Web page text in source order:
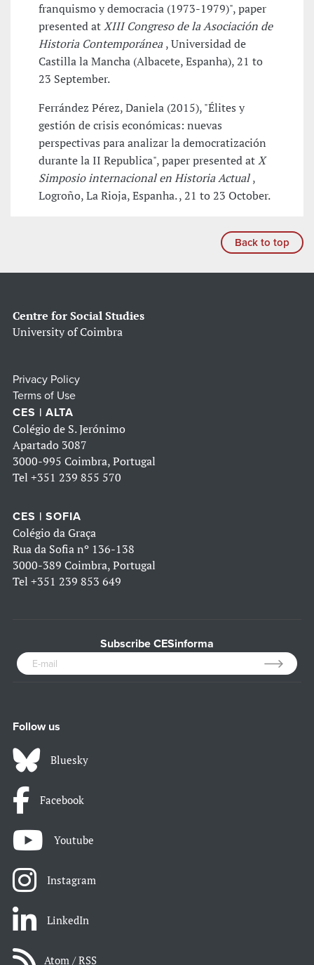
franquismo y democracia (1973-1979)", paper
presented atXIII Congreso de la Asociación de
Historia Contemporánea, Universidad de
Castilla la Mancha (Albacete, Espanha), 21 to
23 September.
Ferrández Pérez, Daniela (2015), "Élites y
gestión de crisis económicas: nuevas
perspectivas para analizar la democratización
durante la II Republica", paper presented atX
Simposio internacional en Historia Actual,
Logroño, La Rioja, Espanha. , 21 to 23 October.
Back to top
Centre for Social Studies
University of Coimbra
Privacy Policy
Terms of Use
CES | ALTA
Colégio de S. Jerónimo
Apartado 3087
3000-995 Coimbra, Portugal
Tel +351 239 855 570
CES | SOFIA
Colégio da Graça
Rua da Sofia nº 136-138
3000-389 Coimbra, Portugal
Tel +351 239 853 649
Subscribe CESinforma
Follow us
Bluesky
Facebook
Youtube
Instagram
LinkedIn
Atom / RSS